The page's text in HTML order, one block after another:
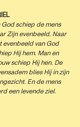
God schiep de mens
Zijn evenbeeld. Naar
evenbeeld van God
Hij hem. Man en
schiep Hij hen. De
blies Hij in zijn
En de mens
een levende ziel.